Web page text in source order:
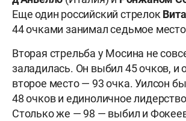
Еще один российский стрелок
44 очками занимал седьмое
Вторая стрельба у Мосина не
заладилась. Он выбил 45 очков, и
второе место — 93 очка. Уилсон
48 очков и единоличное
Столько же — 98 — выбил и